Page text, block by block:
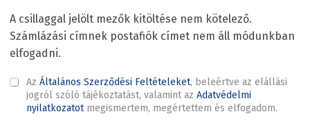
A csillaggal jelölt mezők kitöltése nem kötelező.
Számlázási címnek postafiók címet nem áll módunkban
elfogadni.
Az Általános Szerződési Feltételeket, beleértve az elállási
jogról szóló tájékoztatást, valamint az Adatvédelmi
nyilatkozatotmegismertem, megértettem és elfogadom.